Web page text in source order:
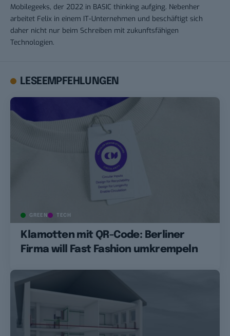
Mobilegeeks, der 2022 in BASIC thinking aufging. Nebenher
arbeitet Felix in einem IT-Unternehmen und beschäftigt sich
daher nicht nur beim Schreiben mit zukunftsfähigen
Technologien.
LESEEMPFEHLUNGEN
GREEN TECH
Klamotten mit QR-Code: Berliner
Firma will Fast Fashion umkrempeln